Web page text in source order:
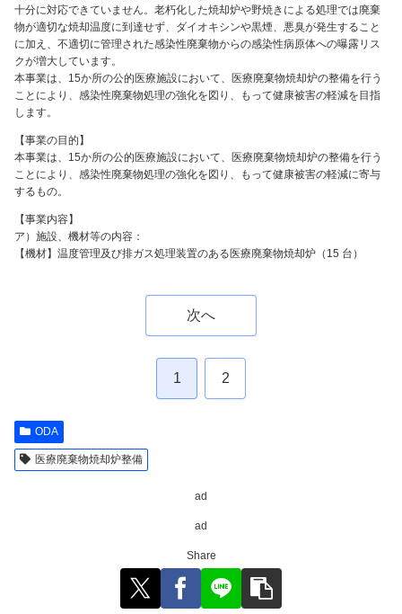
十分に対応できていません。老朽化した焼却炉や野焼きによる処理では廃棄
物が適切な焼却温度に到達せず、ダイオキシンや黒煙、悪臭が発生すること
に加え、不適切に管理された感染性廃棄物からの感染性病原体への曝露リス
クが増大しています。
本事業は、15か所の公的医療施設において、医療廃棄物焼却炉の整備を行う
ことにより、感染性廃棄物処理の強化を図り、もって健康被害の軽減を目指
します。
【事業の目的】
本事業は、15か所の公的医療施設において、医療廃棄物焼却炉の整備を行う
ことにより、感染性廃棄物処理の強化を図り、もって健康被害の軽減に寄与
するもの。
【事業内容】
ア）施設、機材等の内容：
【機材】温度管理及び排ガス処理装置のある医療廃棄物焼却炉（15 台）
次へ
1 2
ODA
医療廃棄物焼却炉整備
ad
ad
Share